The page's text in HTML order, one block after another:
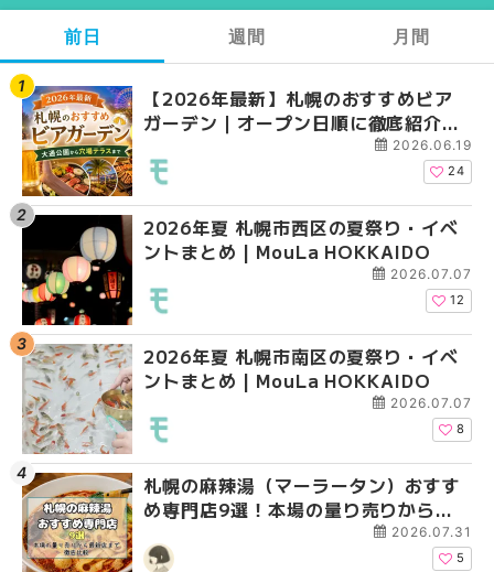
前日
【2026年最新】札幌のおすすめビア
ガーデン｜オープン日順に徹底紹介！
大通公園から穴場テラスまで | MouLa
HOKKAIDO
2026.06.19
24
2026年夏 札幌市西区の夏祭り・イベ
ントまとめ | MouLa HOKKAIDO
2026.07.07
12
2026年夏 札幌市南区の夏祭り・イベ
ントまとめ | MouLa HOKKAIDO
2026.07.07
8
札幌の麻辣湯（マーラータン）おすす
め専門店9選！本場の量り売りから最
新店まで徹底比較 | MouLa
HOKKAIDO
2026.07.31
5
週間
【2026年最新】札幌
ガーデン｜オープン日
大通公園から穴場テ
2026年夏 札幌市西区
ントまとめ | MouLa
2026年夏 札幌市北区
ントまとめ | MouLa
2026年夏 札幌市手稲
ベントまとめ |
月間
【2026年最新】札幌
ガーデン｜オープン日
大通公園から穴場テ
2026年夏 札幌市北区
ントまとめ | MouLa
2026年夏 札幌市西区
ントまとめ | MouLa
2026年夏 札幌市白石
ベントまとめ |